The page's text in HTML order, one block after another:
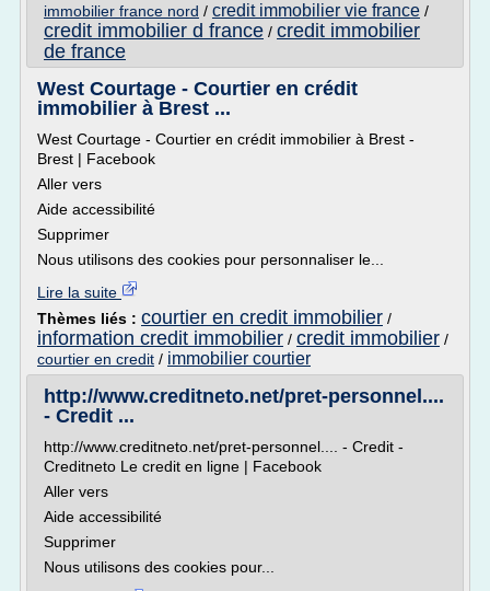
immobilier france nord / credit immobilier vie france /
credit immobilier d france / credit immobilier
de france
West Courtage - Courtier en crédit
immobilier à Brest ...
West Courtage - Courtier en crédit immobilier à Brest -
Brest | Facebook
Aller vers
Aide accessibilité
Supprimer
Nous utilisons des cookies pour personnaliser le...
Lire la suite
Thèmes liés : courtier en credit immobilier /
information credit immobilier / credit immobilier /
courtier en credit / immobilier courtier
http://www.creditneto.net/pret-personnel....
- Credit ...
http://www.creditneto.net/pret-personnel.... - Credit -
Creditneto Le credit en ligne | Facebook
Aller vers
Aide accessibilité
Supprimer
Nous utilisons des cookies pour...